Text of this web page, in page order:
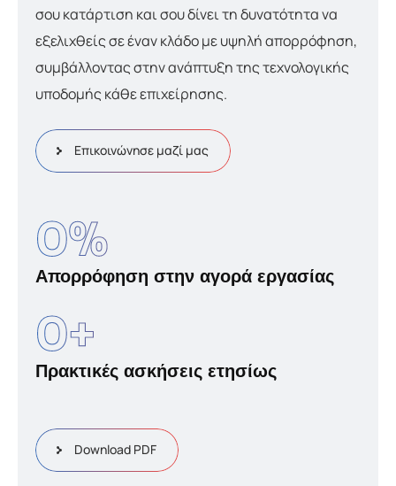
σου κατάρτιση και σου δίνει τη δυνατότητα να
εξελιχθείς σε έναν κλάδο με υψηλή απορρόφηση,
συμβάλλοντας στην ανάπτυξη της τεχνολογικής
υποδομής κάθε επιχείρησης.
Επικοινώνησε μαζί μας
Απορρόφηση στην αγορά εργασίας
0%
Πρακτικές ασκήσεις ετησίως
0+
Download PDF